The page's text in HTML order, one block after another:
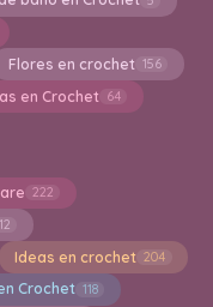
Flores en crochet 156
en Crochet 64
222
12
Ideas en crochet 204
Crochet 118